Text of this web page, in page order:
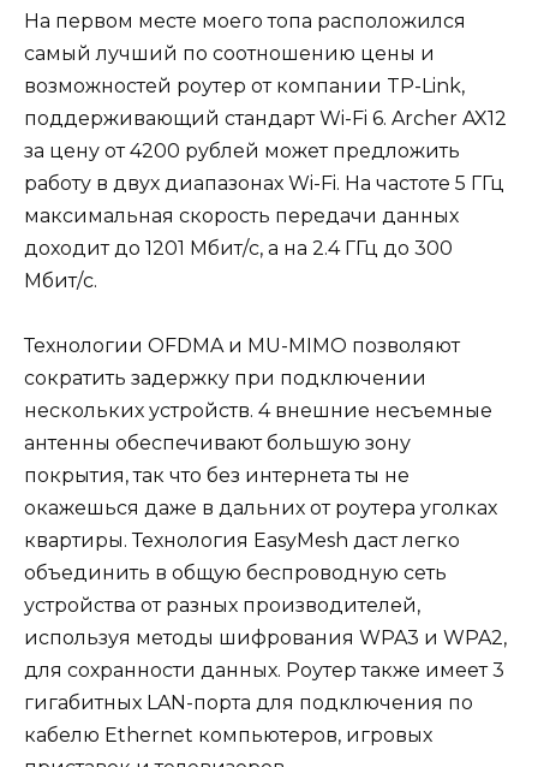
На первом месте моего топа расположился
самый лучший по соотношению цены и
возможностей роутер от компании TP-Link,
поддерживающий стандарт Wi-Fi 6. Archer AX12
за цену от 4200 рублей может предложить
работу в двух диапазонах Wi-Fi. На частоте 5 ГГц
максимальная скорость передачи данных
доходит до 1201 Мбит/с, а на 2.4 ГГц до 300
Мбит/с.
Технологии OFDMA и MU-MIMO позволяют
сократить задержку при подключении
нескольких устройств. 4 внешние несъемные
антенны обеспечивают большую зону
покрытия, так что без интернета ты не
окажешься даже в дальних от роутера уголках
квартиры. Технология EasyMesh даст легко
объединить в общую беспроводную сеть
устройства от разных производителей,
используя методы шифрования WPA3 и WPA2,
для сохранности данных. Роутер также имеет 3
гигабитных LAN-порта для подключения по
кабелю Ethernet компьютеров, игровых